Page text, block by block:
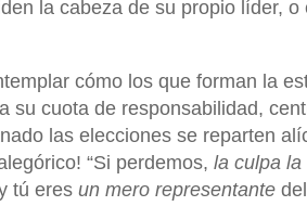
la cabeza de su propio líder,
cómo los que forman la
su cuota de responsabilidad,
las elecciones se reparten
“Si perdemos, la culpa la
tú eres un mero representante